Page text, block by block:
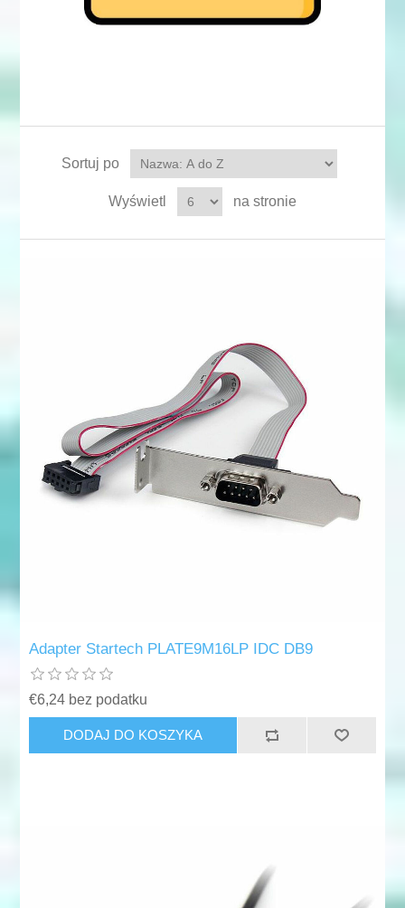
Sortuj po
Wyświetl na stronie
Adapter Startech PLATE9M16LP IDC DB9
€6,24 bez podatku
DODAJ DO KOSZYKA